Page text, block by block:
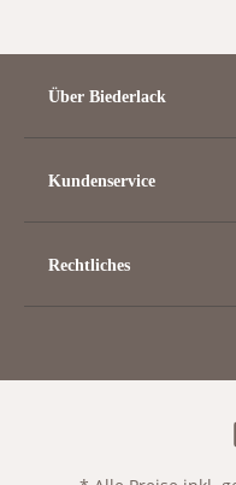
Über Biederlack
Kundenservice
Rechtliches